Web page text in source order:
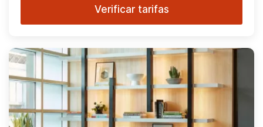
Verificar tarifas